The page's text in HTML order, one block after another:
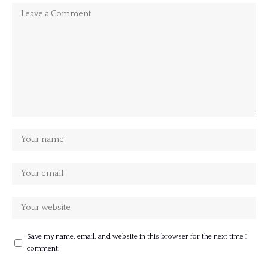
Save my name, email, and website in this browser for the next time I
comment.